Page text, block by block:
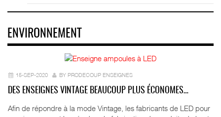
ENVIRONNEMENT
15-SEP-2020 BY PRODECOUP ENSEIGNES
DES ENSEIGNES VINTAGE BEAUCOUP PLUS ÉCONOMES…
Afin de répondre à la mode Vintage, les fabricants de LED pour